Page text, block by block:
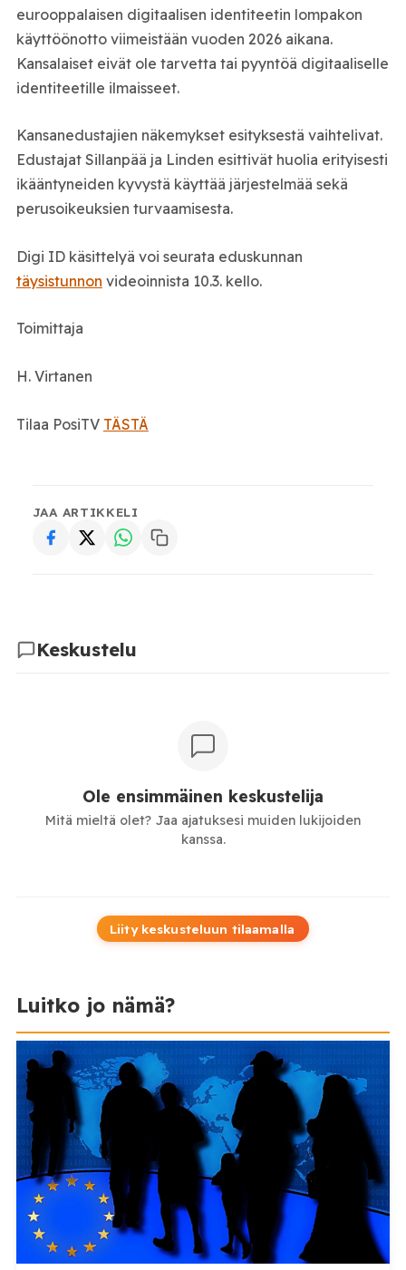
eurooppalaisen digitaalisen identiteetin lompakon
käyttöönotto viimeistään vuoden 2026 aikana.
Kansalaiset eivät ole tarvetta tai pyyntöä digitaaliselle
identiteetille ilmaisseet.
Kansanedustajien näkemykset esityksestä vaihtelivat.
Edustajat Sillanpää ja Linden esittivät huolia erityisesti
ikääntyneiden kyvystä käyttää järjestelmää sekä
perusoikeuksien turvaamisesta.
Digi ID käsittelyä voi seurata eduskunnan
täysistunnon videoinnista 10.3. kello.
Toimittaja
H. Virtanen
Tilaa PosiTV TÄSTÄ
JAA ARTIKKELI
Keskustelu
Ole ensimmäinen keskustelija
Mitä mieltä olet? Jaa ajatuksesi muiden lukijoiden
kanssa.
Liity keskusteluun tilaamalla
Luitko jo nämä?